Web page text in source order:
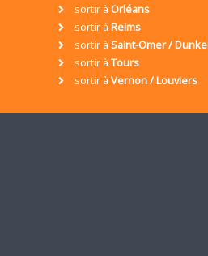
sortir à Orléans
sortir à Reims
sortir à Saint-Omer /
sortir à Tours
sortir à Vernon / Louviers